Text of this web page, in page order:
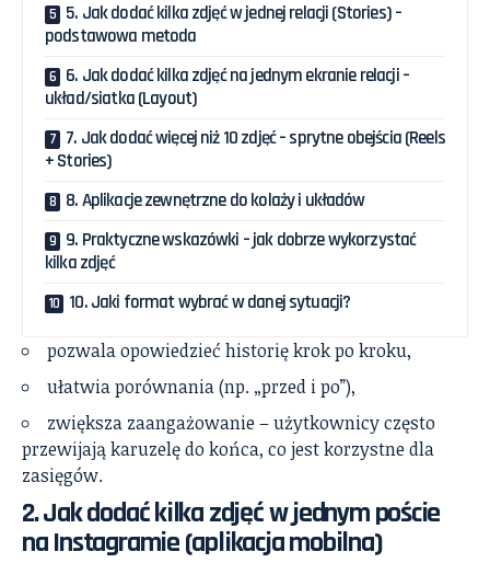
5. Jak dodać kilka zdjęć w jednej relacji (Stories) –
podstawowa metoda
6. Jak dodać kilka zdjęć na jednym ekranie relacji –
układ/siatka (Layout)
7. Jak dodać więcej niż 10 zdjęć – sprytne obejścia (Reels
+ Stories)
8. Aplikacje zewnętrzne do kolaży i układów
9. Praktyczne wskazówki – jak dobrze wykorzystać
kilka zdjęć
10. Jaki format wybrać w danej sytuacji?
pozwala opowiedzieć historię krok po kroku,
ułatwia porównania (np. „przed i po”),
zwiększa zaangażowanie – użytkownicy często
przewijają karuzelę do końca, co jest korzystne dla
zasięgów.
2. Jak dodać kilka zdjęć w jednym poście
na Instagramie (aplikacja mobilna)